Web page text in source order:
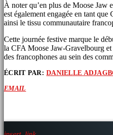
À noter qu’en plus de Moose Jaw
est également engagée en tant
ainsi le tissu communautaire
Cette journée festive marque le
la CFA Moose Jaw-Gravelbourg
des francophones au sein des
ÉCRIT PAR:DANIELLE
EMAIL